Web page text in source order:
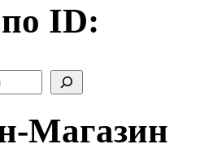
ID:
Магазин